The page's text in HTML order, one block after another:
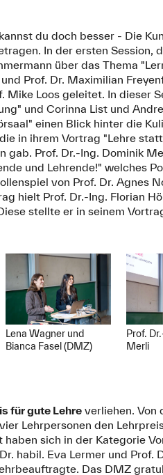
du doch besser - Die
In der ersten Session,
über das Thema
Prof. Dr. Maximilian
Mike Loos geleitet. In dieser
und Corinna List und
einen Blick hinter die
in ihrem Vortrag "Lehre
Prof. Dr.-Ing. Dominik
und Lehrende!" welches
von Prof. Dr. Agnes
hielt Prof. Dr.-Ing. Florian
stellte er in seinem
Lena Wagner und
Bianca Fasel (DMZ)
Prof.
Merli
für gute Lehre verliehen. Von
Lehrpersonen den
sich in der Kategorie
habil. Eva Lermer und Prof.
Das DMZ